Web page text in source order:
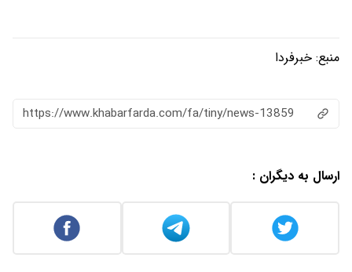
منبع: خبرفردا
https://www.khabarfarda.com/fa/tiny/news-13859
ارسال به دیگران :